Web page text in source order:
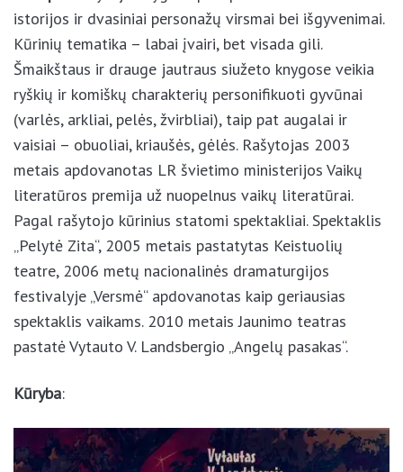
istorijos ir dvasiniai personažų virsmai bei
išgyvenimai. Kūrinių tematika – labai įvairi, bet
visada gili. Šmaikštaus ir drauge jautraus siužeto
knygose veikia ryškių ir komiškų charakterių
personifikuoti gyvūnai (varlės, arkliai, pelės, žvirbliai),
taip pat augalai ir vaisiai – obuoliai, kriaušės, gėlės.
Rašytojas 2003 metais apdovanotas LR švietimo
ministerijos Vaikų literatūros premija už nuopelnus
vaikų literatūrai. Pagal rašytojo kūrinius statomi
spektakliai. Spektaklis „Pelytė Zita“, 2005 metais
pastatytas Keistuolių teatre, 2006 metų
nacionalinės dramaturgijos festivalyje „Versmė“
apdovanotas kaip geriausias spektaklis vaikams.
2010 metais Jaunimo teatras pastatė Vytauto V.